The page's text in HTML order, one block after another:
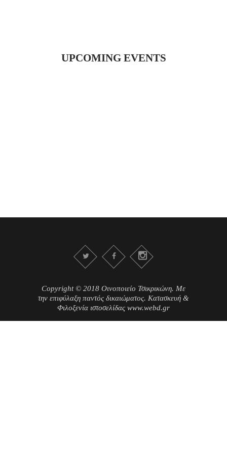
UPCOMING EVENTS
Copyright © 2018 Οινοποιείο Τσικρικώνη. Με
την επιφύλαξη παντός δικαιώματος. Κατασκευή &
Φιλοξενία ιστοσελίδας www.webd.gr